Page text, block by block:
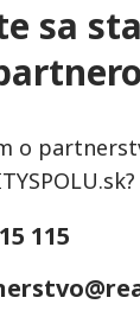
sa
o
115